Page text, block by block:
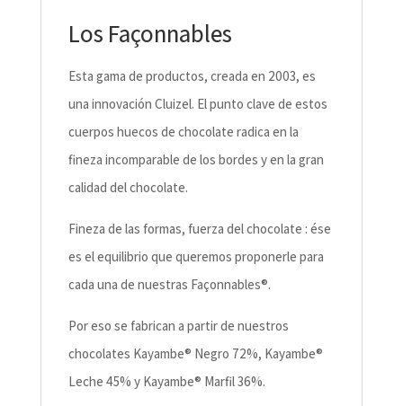
Los Façonnables
Esta gama de productos, creada en 2003, es
una innovación Cluizel. El punto clave de estos
cuerpos huecos de chocolate radica en la
fineza incomparable de los bordes y en la gran
calidad del chocolate.
Fineza de las formas, fuerza del chocolate : ése
es el equilibrio que queremos proponerle para
cada una de nuestras Façonnables®.
Por eso se fabrican a partir de nuestros
chocolates Kayambe® Negro 72%, Kayambe®
Leche 45% y Kayambe® Marfil 36%.